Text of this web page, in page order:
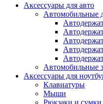
Аксессуары для авто
Автомобильные
Автомобильные
Аксессуары для
Клавиатуры
Мыши
Рюкзаки и сумки